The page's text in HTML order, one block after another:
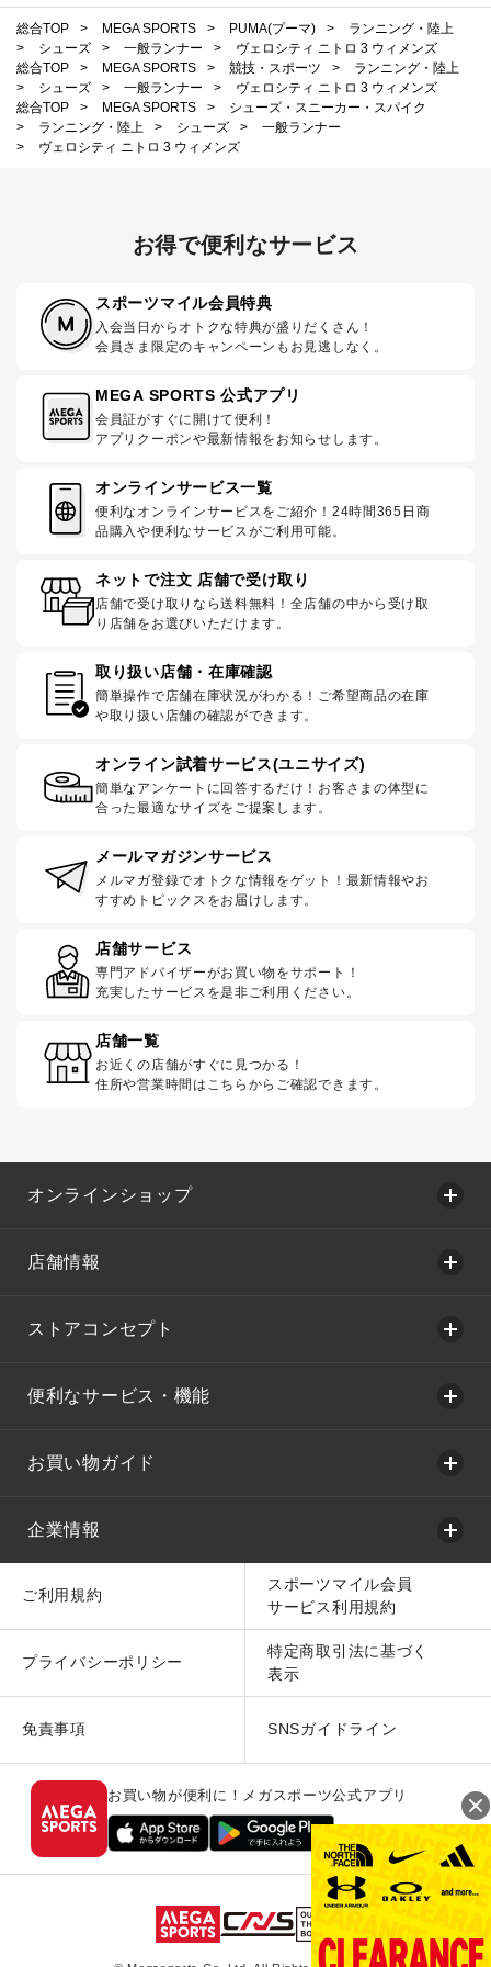
総合TOP > MEGA SPORTS > PUMA(プーマ) >
ランニング・陸上
>
シューズ > 一般ランナー >
ヴェロシティ ニトロ 3 ウィメンズ
総合TOP
> MEGA SPORTS > 競技・スポーツ >
ランニング・陸上
>
シューズ > 一般ランナー >
ヴェロシティ ニトロ 3 ウィメンズ
総合TOP
> MEGA SPORTS >
シューズ・スニーカー・スパイク
>
ランニング・陸上 > シューズ >
一般ランナー
>
ヴェロシティ ニトロ 3 ウィメンズ
お得で便利なサービス
スポーツマイル会員特典
入会当日からオトクな特典が盛りだくさん！
会員さま限定のキャンペーンもお見逃しなく。
MEGA SPORTS 公式アプリ
会員証がすぐに開けて便利！
アプリクーポンや最新情報をお知らせします。
オンラインサービス一覧
便利なオンラインサービスをご紹介！24時間365日商
品購入や便利なサービスがご利用可能。
ネットで注文 店舗で受け取り
店舗で受け取りなら送料無料！全店舗の中から受け取
り店舗をお選びいただけます。
取り扱い店舗・在庫確認
簡単操作で店舗在庫状況がわかる！ご希望商品の在庫
や取り扱い店舗の確認ができます。
オンライン試着サービス(ユニサイズ)
簡単なアンケートに回答するだけ！お客さまの体型に
合った最適なサイズをご提案します。
メールマガジンサービス
メルマガ登録でオトクな情報をゲット！最新情報やお
すすめトピックスをお届けします。
店舗サービス
専門アドバイザーがお買い物をサポート！
充実したサービスを是非ご利用ください。
店舗一覧
お近くの店舗がすぐに見つかる！
住所や営業時間はこちらからご確認できます。
オンラインショップ
店舗情報
ストアコンセプト
便利なサービス・機能
お買い物ガイド
企業情報
ご利用規約
スポーツマイル会員
サービス利用規約
プライバシーポリシー
特定商取引法に基づく
表示
免責事項 SNSガイドライン
お買い物が便利に！メガスポーツ公式アプリ